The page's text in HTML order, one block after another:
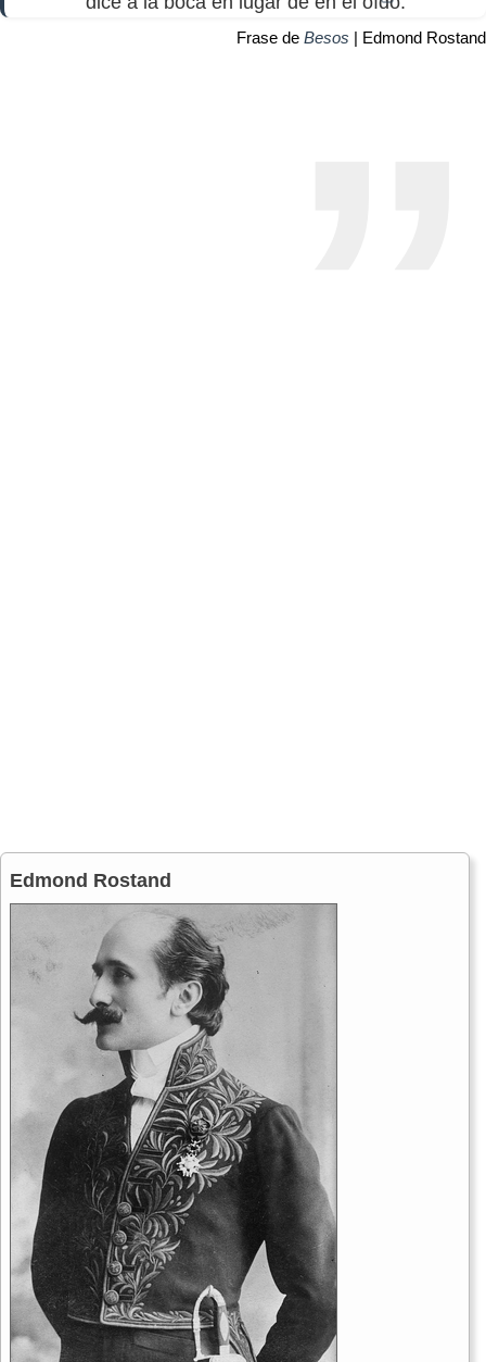
Frase de Besos | Edmond Rostand
Edmond Rostand